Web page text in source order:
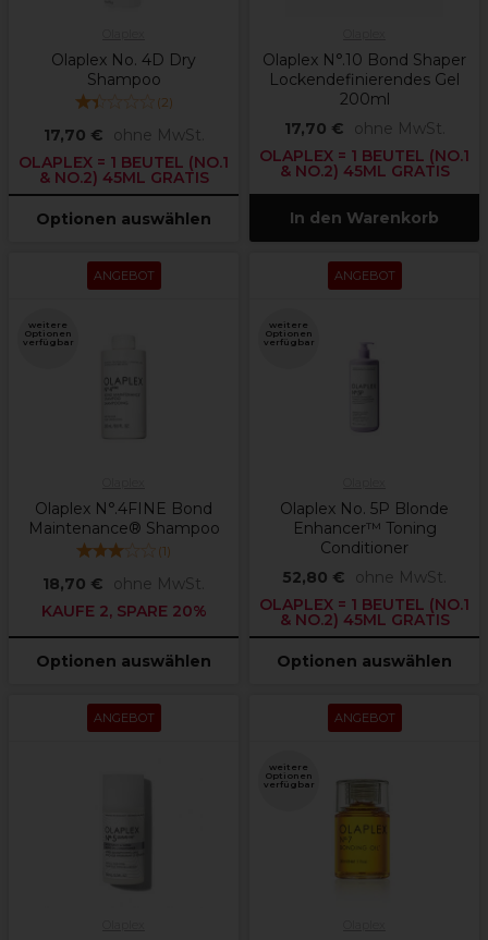
Olaplex No. 4D Dry
Shampoo
(2)
17,70 €
ohne MwSt.
OLAPLEX = 1 BEUTEL (NO.1
& NO.2) 45ML GRATIS
Optionen auswählen
Olaplex N°.10 Bond Shaper
Lockendefinierendes Gel
200ml
17,70 €
ohne MwSt.
OLAPLEX = 1 BEUTEL (NO.1
& NO.2) 45ML GRATIS
In den Warenkorb
ANGEBOT
weitere
Optionen
verfügbar
Olaplex N°.4FINE Bond
Maintenance® Shampoo
(1)
18,70 €
ohne MwSt.
KAUFE 2, SPARE 20%
Optionen auswählen
ANGEBOT
weitere
Optionen
verfügbar
Olaplex No. 5P Blonde
Enhancer™ Toning
Conditioner
52,80 €
ohne MwSt.
OLAPLEX = 1 BEUTEL (NO.1
& NO.2) 45ML GRATIS
Optionen auswählen
ANGEBOT ANGEBOT
weitere
Optionen
verfügbar